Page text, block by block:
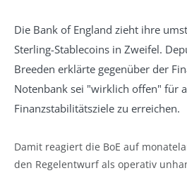
Die Bank of England zieht ihre
Sterling-Stablecoins in Zweifel.
Breeden erklärte gegenüber der
Notenbank sei "wirklich offen" für
Finanzstabilitätsziele zu erreichen.
Damit reagiert die BoE auf
den Regelentwurf als operativ